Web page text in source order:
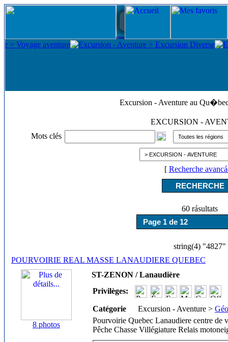
Excursion - Aventure au
EXCURSION -
Mots clés
[ Recherche
60 rásultats
string(4) "4827"
POURVOIRIE REAL MASSE LANAUDIERE QUEBEC
8 photos
ST-ZENON / Lanaudière
Privilèges:
Catégorie Excursion - Aventure >
Pourvoirie Quebec Lanaudiere centre de
Pêche Chasse Villégiature Relais